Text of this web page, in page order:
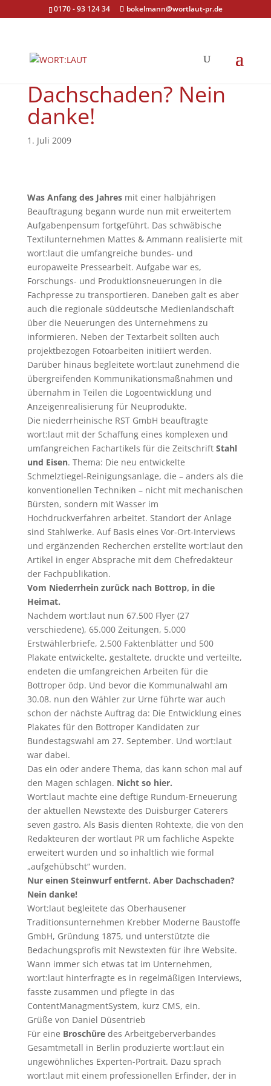
0170 - 93 124 34 bokelmann@wortlaut-pr.de
Dachschaden? Nein
danke!
1. Juli 2009
Was Anfang des Jahresmit einer halbjährigen
Beauftragung begann wurde nun mit erweitertem
Aufgabenpensum fortgeführt. Das schwäbische
Textilunternehmen Mattes & Ammann realisierte mit
wort:laut die umfangreiche bundes- und
europaweite Pressearbeit. Aufgabe war es,
Forschungs- und Produktionsneuerungen in die
Fachpresse zu transportieren. Daneben galt es aber
auch die regionale süddeutsche Medienlandschaft
über die Neuerungen des Unternehmens zu
informieren. Neben der Textarbeit sollten auch
projektbezogen Fotoarbeiten initiiert werden.
Darüber hinaus begleitete wort:laut zunehmend die
übergreifenden Kommunikationsmaßnahmen und
übernahm in Teilen die Logoentwicklung und
Anzeigenrealisierung für Neuprodukte.
Die niederrheinische RST GmbH beauftragte
wort:laut mit der Schaffung eines komplexen und
umfangreichen Fachartikels für die Zeitschrift Stahl
und Eisen. Thema: Die neu entwickelte
Schmelztiegel-Reinigungsanlage, die – anders als die
konventionellen Techniken – nicht mit mechanischen
Bürsten, sondern mit Wasser im
Hochdruckverfahren arbeitet. Standort der Anlage
sind Stahlwerke. Auf Basis eines Vor-Ort-Interviews
und ergänzenden Recherchen erstellte wort:laut den
Artikel in enger Absprache mit dem Chefredakteur
der Fachpublikation.
Vom Niederrhein zurück nach Bottrop, in die
Heimat.
Nachdem wort:laut nun 67.500 Flyer (27
verschiedene), 65.000 Zeitungen, 5.000
Erstwählerbriefe, 2.500 Faktenblätter und 500
Plakate entwickelte, gestaltete, druckte und verteilte,
endeten die umfangreichen Arbeiten für die
Bottroper ödp. Und bevor die Kommunalwahl am
30.08. nun den Wähler zur Urne führte war auch
schon der nächste Auftrag da: Die Entwicklung eines
Plakates für den Bottroper Kandidaten zur
Bundestagswahl am 27. September. Und wort:laut
war dabei.
Das ein oder andere Thema, das kann schon mal auf
den Magen schlagen. Nicht so hier.
Wort:laut machte eine deftige Rundum-Erneuerung
der aktuellen Newstexte des Duisburger Caterers
seven gastro. Als Basis dienten Rohtexte, die von den
Redakteuren der wortlaut PR um fachliche Aspekte
erweitert wurden und so inhaltlich wie formal
„aufgehübscht“ wurden.
Nur einen Steinwurf entfernt. Aber Dachschaden?
Nein danke!
Wort:laut begleitete das Oberhausener
Traditionsunternehmen Krebber Moderne Baustoffe
GmbH, Gründung 1875, und unterstützte die
Bedachungsprofis mit Newstexten für ihre Website.
Wann immer sich etwas tat im Unternehmen,
wort:laut hinterfragte es in regelmäßigen Interviews,
fasste zusammen und pflegte in das
ContentManagmentSystem, kurz CMS, ein.
Grüße von Daniel Düsentrieb
Für eine Broschüredes Arbeitgeberverbandes
Gesamtmetall in Berlin produzierte wort:laut ein
ungewöhnliches Experten-Portrait. Dazu sprach
wort:laut mit einem professionellen Erfinder, der in